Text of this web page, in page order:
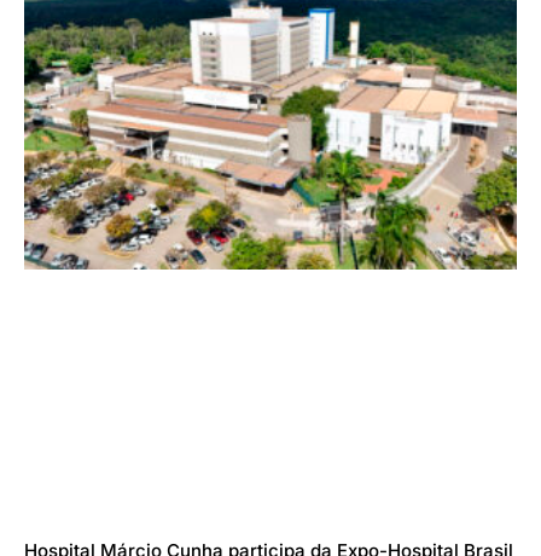
Hospital Márcio Cunha participa da Expo-Hospital Brasil